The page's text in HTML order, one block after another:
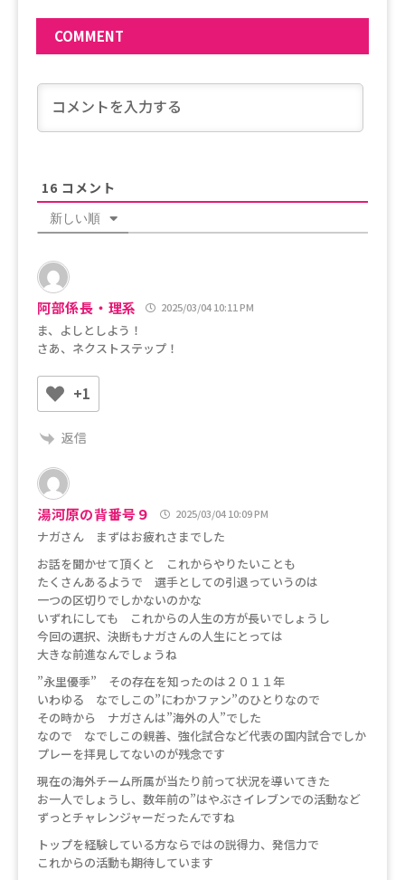
COMMENT
16 コメント
新しい順
阿部係長・理系 2025/03/04 10:11 PM
ま、よしとしよう！
さあ、ネクストステップ！
+1
返信
湯河原の背番号９ 2025/03/04 10:09 PM
ナガさん まずはお疲れさまでした
お話を聞かせて頂くと これからやりたいことも
たくさんあるようで 選手としての引退っていうのは
一つの区切りでしかないのかな
いずれにしても これからの人生の方が長いでしょうし
今回の選択、決断もナガさんの人生にとっては
大きな前進なんでしょうね
”永里優季” その存在を知ったのは２０１１年
いわゆる なでしこの”にわかファン”のひとりなので
その時から ナガさんは”海外の人”でした
なので なでしこの親善、強化試合など代表の国内試合でしか
プレーを拝見してないのが残念です
現在の海外チーム所属が当たり前って状況を導いてきた
お一人でしょうし、数年前の”はやぶさイレブンでの活動など
ずっとチャレンジャーだったんですね
トップを経験している方ならではの説得力、発信力で
これからの活動も期待しています